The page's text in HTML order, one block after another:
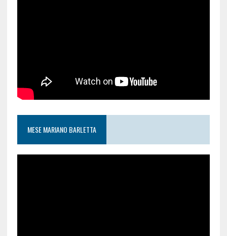
MESE MARIANO BARLETTA